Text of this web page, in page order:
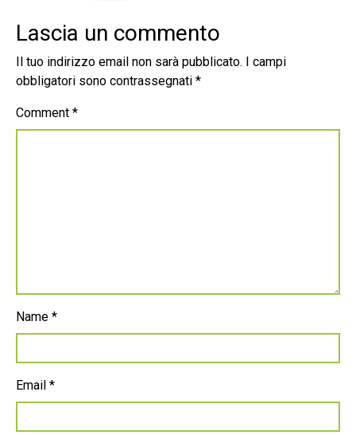
Lascia un commento
Il tuo indirizzo email non sarà pubblicato.
I campi
obbligatori sono contrassegnati *
Comment *
Name *
Email *